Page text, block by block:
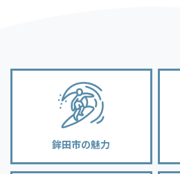
鉾田市の魅力